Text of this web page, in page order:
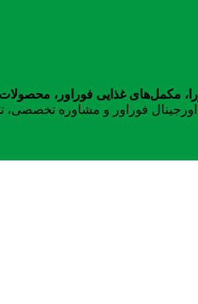
مکمل‌های غذایی فوراور،
اورجینال فوراور و مشاوره تخصصی،